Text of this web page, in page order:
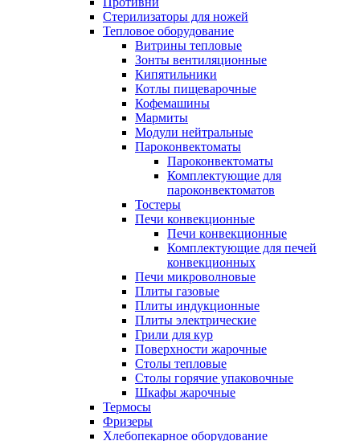
Стерилизаторы для ножей
Тепловое оборудование
Витрины тепловые
Зонты вентиляционные
Кипятильники
Котлы пищеварочные
Кофемашины
Мармиты
Модули нейтральные
Пароконвектоматы
Пароконвектоматы
Комплектующие для
пароконвектоматов
Тостеры
Печи конвекционные
Печи конвекционные
Комплектующие для печей
конвекционных
Печи микроволновые
Плиты газовые
Плиты индукционные
Плиты электрические
Грили для кур
Поверхности жарочные
Столы тепловые
Столы горячие упаковочные
Шкафы жарочные
Термосы
Фризеры
Хлебопекарное оборудование